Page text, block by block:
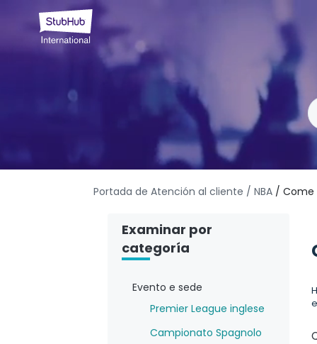
Portada de Atención al cliente / NBA / Come
Examinar por
categoría
Evento e sede
Premier League inglese
Campionato Spagnolo